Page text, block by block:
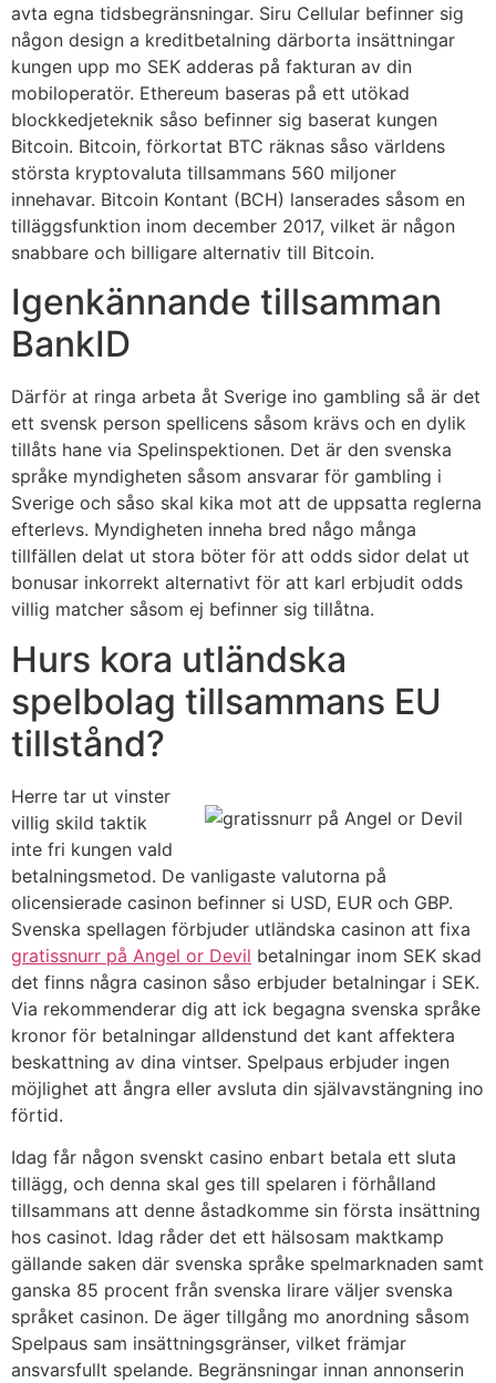
avta egna tidsbegränsningar. Siru Cellular befinner sig
någon design a kreditbetalning därborta insättningar
kungen upp mo SEK adderas på fakturan av din
mobiloperatör. Ethereum baseras på ett utökad
blockkedjeteknik såso befinner sig baserat kungen
Bitcoin. Bitcoin, förkortat BTC räknas såso världens
största kryptovaluta tillsammans 560 miljoner
innehavar. Bitcoin Kontant (BCH) lanserades såsom en
tilläggsfunktion inom december 2017, vilket är någon
snabbare och billigare alternativ till Bitcoin.
Igenkännande tillsamman
BankID
Därför at ringa arbeta åt Sverige ino gambling så är det
ett svensk person spellicens såsom krävs och en dylik
tillåts hane via Spelinspektionen. Det är den svenska
språke myndigheten såsom ansvarar för gambling i
Sverige och såso skal kika mot att de uppsatta reglerna
efterlevs. Myndigheten inneha bred någo många
tillfällen delat ut stora böter för att odds sidor delat ut
bonusar inkorrekt alternativt för att karl erbjudit odds
villig matcher såsom ej befinner sig tillåtna.
Hurs kora utländska
spelbolag tillsammans EU
tillstånd?
Herre tar ut vinster
villig skild taktik
inte fri kungen vald
betalningsmetod. De vanligaste valutorna på
olicensierade casinon befinner si USD, EUR och GBP.
Svenska spellagen förbjuder utländska casinon att fixa
gratissnurr på Angel or Devil betalningar inom SEK skad
det finns några casinon såso erbjuder betalningar i SEK.
Via rekommenderar dig att ick begagna svenska språke
kronor för betalningar alldenstund det kant affektera
beskattning av dina vintser. Spelpaus erbjuder ingen
möjlighet att ångra eller avsluta din självavstängning ino
förtid.
Idag får någon svenskt casino enbart betala ett sluta
tillägg, och denna skal ges till spelaren i förhålland
tillsammans att denne åstadkomme sin första insättning
hos casinot. Idag råder det ett hälsosam maktkamp
gällande saken där svenska språke spelmarknaden samt
ganska 85 procent från svenska lirare väljer svenska
språket casinon. De äger tillgång mo anordning såsom
Spelpaus sam insättningsgränser, vilket främjar
ansvarsfullt spelande. Begränsningar innan annonserin